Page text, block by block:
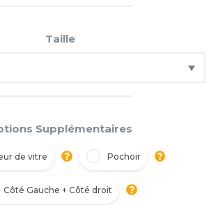
Taille
Supplémentaires
de vitre Pochoir
Côté Gauche + Côté droit